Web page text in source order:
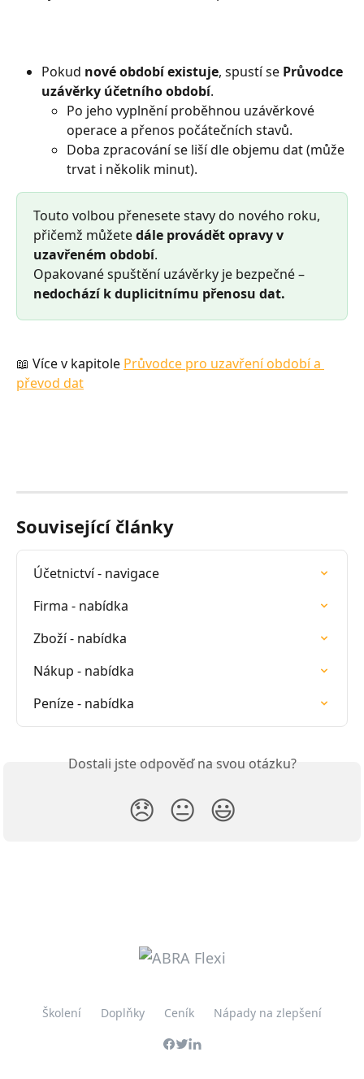
Pokud nové období existuje, spustí se Průvodce
uzávěrky účetního období.
Po jeho vyplnění proběhnou uzávěrkové
operace a přenos počátečních stavů.
Doba zpracování se liší dle objemu dat (může
trvat i několik minut).
Touto volbou přenesete stavy do nového roku,
přičemž můžete dále provádět opravy v
uzavřeném období.
Opakované spuštění uzávěrky je bezpečné –
nedochází k duplicitnímu přenosu dat.
📖 Více v kapitole Průvodce pro uzavření období a
převod dat
Související články
Účetnictví - navigace
Firma - nabídka
Zboží - nabídka
Nákup - nabídka
Peníze - nabídka
Dostali jste odpověď na svou otázku?
😞 😐 😃
Školení Doplňky Ceník Nápady na zlepšení